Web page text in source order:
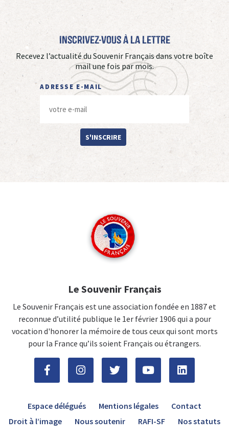
Inscrivez-vous à La Lettre
Recevez l’actualité du Souvenir Français dans votre boîte
mail une fois par mois.
ADRESSE E-MAIL
S'INSCRIRE
Le Souvenir Français
Le Souvenir Français est une association fondée en 1887 et
reconnue d’utilité publique le 1er février 1906 qui a pour
vocation d'honorer la mémoire de tous ceux qui sont morts
pour la France qu’ils soient Français ou étrangers.
Espace délégués Mentions légales
Contact
Droit à l’image
Nous soutenir RAFI-SF Nos statuts